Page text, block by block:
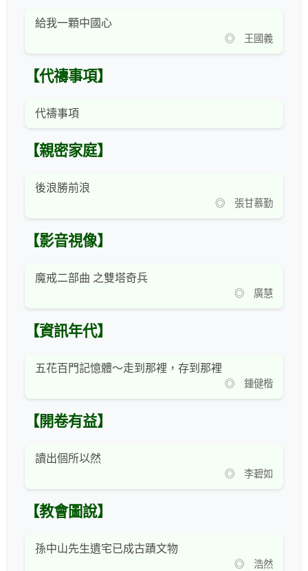
給我一顆中國心
◎ 王國義
【代禱事項】
代禱事項
【親密家庭】
後浪勝前浪
◎ 張甘慕勤
【影音視像】
魔戒二部曲 之雙塔奇兵
◎ 廣慧
【資訊年代】
五花百門記憶體～走到那裡，存到那裡
◎ 鍾健楷
【開卷有益】
讀出個所以然
◎ 李碧如
【教會圖說】
孫中山先生遺宅已成古蹟文物
◎ 浩然